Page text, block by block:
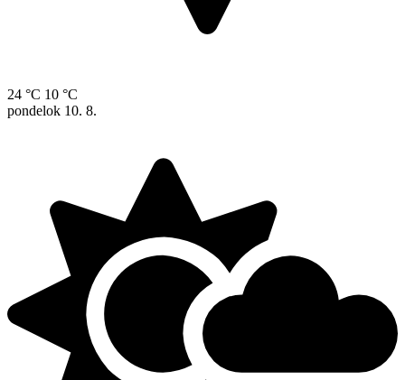
24 °C 10 °C
pondelok 10. 8.